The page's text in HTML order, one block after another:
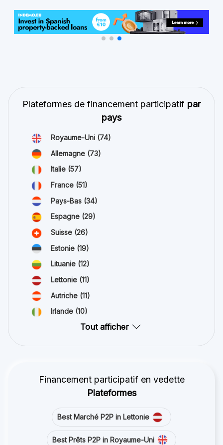
Plateformes de financement participatif par
pays
Royaume-Uni (74)
Allemagne (73)
Italie (57)
France (51)
Pays-Bas (34)
Espagne (29)
Suisse (26)
Estonie (19)
Lituanie (12)
Lettonie (11)
Autriche (11)
Irlande (10)
Tout afficher
Financement participatif en vedette
Plateformes
Best Marché P2P in Lettonie
Best Prêts P2P in Royaume-Uni